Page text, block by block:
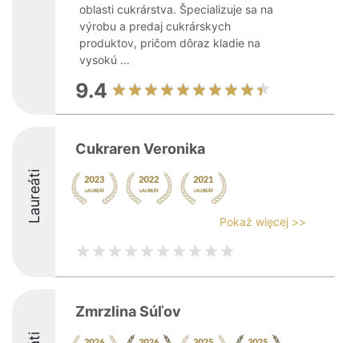
oblasti cukrárstva. Špecializuje sa na
výrobu a predaj cukrárskych
produktov, pričom dôraz kladie na
vysokú ...
9.4
Laureáti
Cukraren Veronika
Pokaż więcej >>
Zmrzlina Súľov